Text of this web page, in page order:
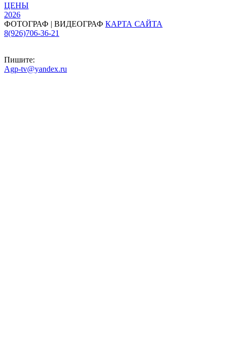
ЦЕНЫ
2026
ФОТОГРАФ | ВИДЕОГРАФ КАРТА САЙТА
8(926)706-36-21
Пишите:
Agp-tv@yandex.ru